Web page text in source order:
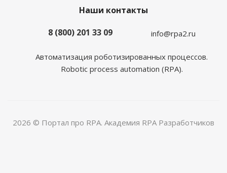
Наши контакты
8 (800) 201 33 09
info@rpa2.ru
Автоматизация роботизированных процессов.
Robotic process automation (RPA).
2026 © Портал про RPA. Академия RPA Разработчиков